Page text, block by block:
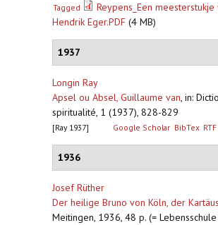
Tagged
Reypens_Een meesterstukje
Hendrik Eger.PDF (4 MB)
1937
Longin Ray
Apsel ou Absel, Guillaume van, in:
spiritualité, 1 (1937), 828-829
[Ray 1937] Google Scholar BibTex RTF
1936
Josef Rüther
Der heilige Bruno von Köln, der
Meitingen, 1936, 48 p. (=